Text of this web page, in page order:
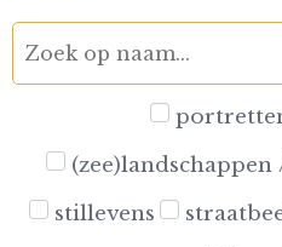
stillevens